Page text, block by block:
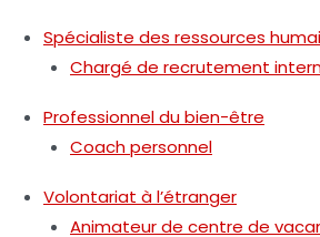
Spécialiste des ressources
Chargé de recrutement
Professionnel du bien-être
Coach personnel
Volontariat à l’étranger
Animateur de centre de